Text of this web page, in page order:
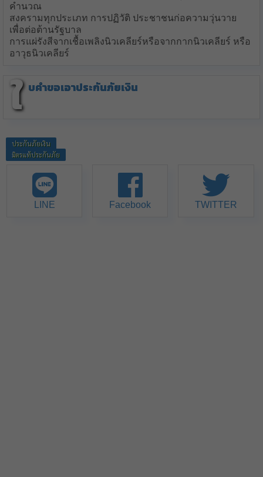
คำนวณ
สงครามทุกประเภท การปฏิวัติ ประชาชนก่อความวุ่นวาย
เพื่อต่อต้านรัฐบาล
การแผ่รังสีจากเชื้อเพลิงนิวเคลียร์หรือจากกากนิวเคลียร์ หรือ
อาวุธนิวเคลียร์
ใ บคำขอเอาประกันภัยเงิน
ประกันภัยเงิน
มิตรแท้ประกันภัย
LINE Facebook TWITTER